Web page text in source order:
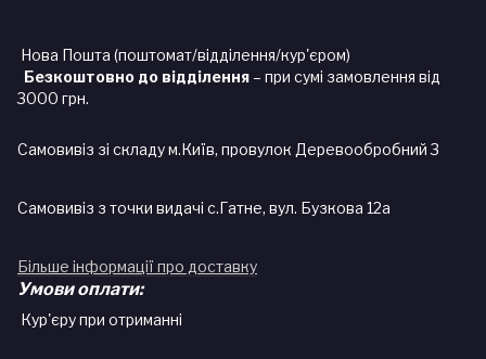
Нова Пошта (поштомат/відділення/кур'єром)
Безкоштовно до відділення – при сумі замовлення від
3000 грн.
Самовивіз зі складу м.Київ, провулок Деревообробний 3
Самовивіз з точки видачі с.Гатне, вул. Бузкова 12а
Більше інформації про доставку
Умови оплати:
Кур'єру при отриманні